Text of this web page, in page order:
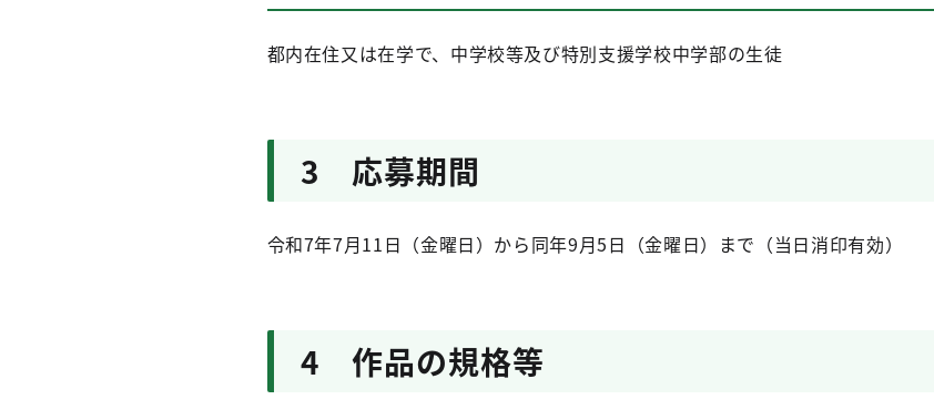
都内在住又は在学で、中学校等及び特別支援学校中学部の生徒
3 応募期間
令和7年7月11日（金曜日）から同年9月5日（金曜日）まで（当日消印有効）
4 作品の規格等